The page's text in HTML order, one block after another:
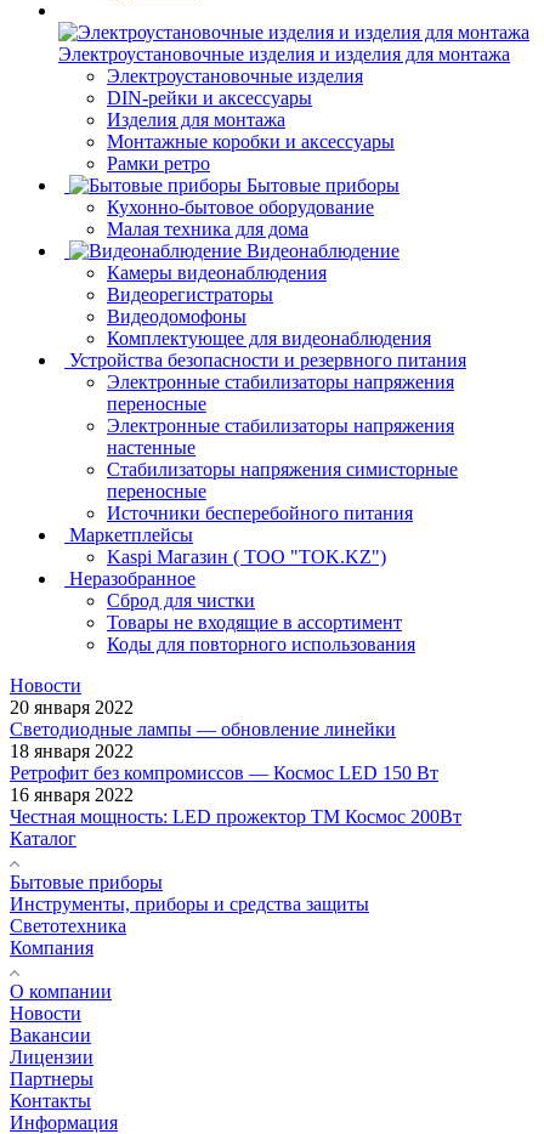
Электроустановочные изделия и изделия для монтажа
Электроустановочные изделия
DIN-рейки и аксессуары
Изделия для монтажа
Монтажные коробки и аксессуары
Рамки ретро
Бытовые приборы
Кухонно-бытовое оборудование
Малая техника для дома
Видеонаблюдение
Камеры видеонаблюдения
Видеорегистраторы
Видеодомофоны
Комплектующее для видеонаблюдения
Устройства безопасности и резервного питания
Электронные стабилизаторы напряжения
переносные
Электронные стабилизаторы напряжения
настенные
Стабилизаторы напряжения симисторные
переносные
Источники бесперебойного питания
Маркетплейсы
Kaspi Магазин ( ТОО "TOK.KZ")
Неразобранное
Сброд для чистки
Товары не входящие в ассортимент
Коды для повторного использования
Новости
20 января 2022
Светодиодные лампы — обновление линейки
18 января 2022
Ретрофит без компромиссов — Космос LED 150 Вт
16 января 2022
Честная мощность: LED прожектор ТМ Космос 200Вт
Каталог
Бытовые приборы
Инструменты, приборы и средства защиты
Светотехника
Компания
О компании
Новости
Вакансии
Лицензии
Партнеры
Контакты
Информация